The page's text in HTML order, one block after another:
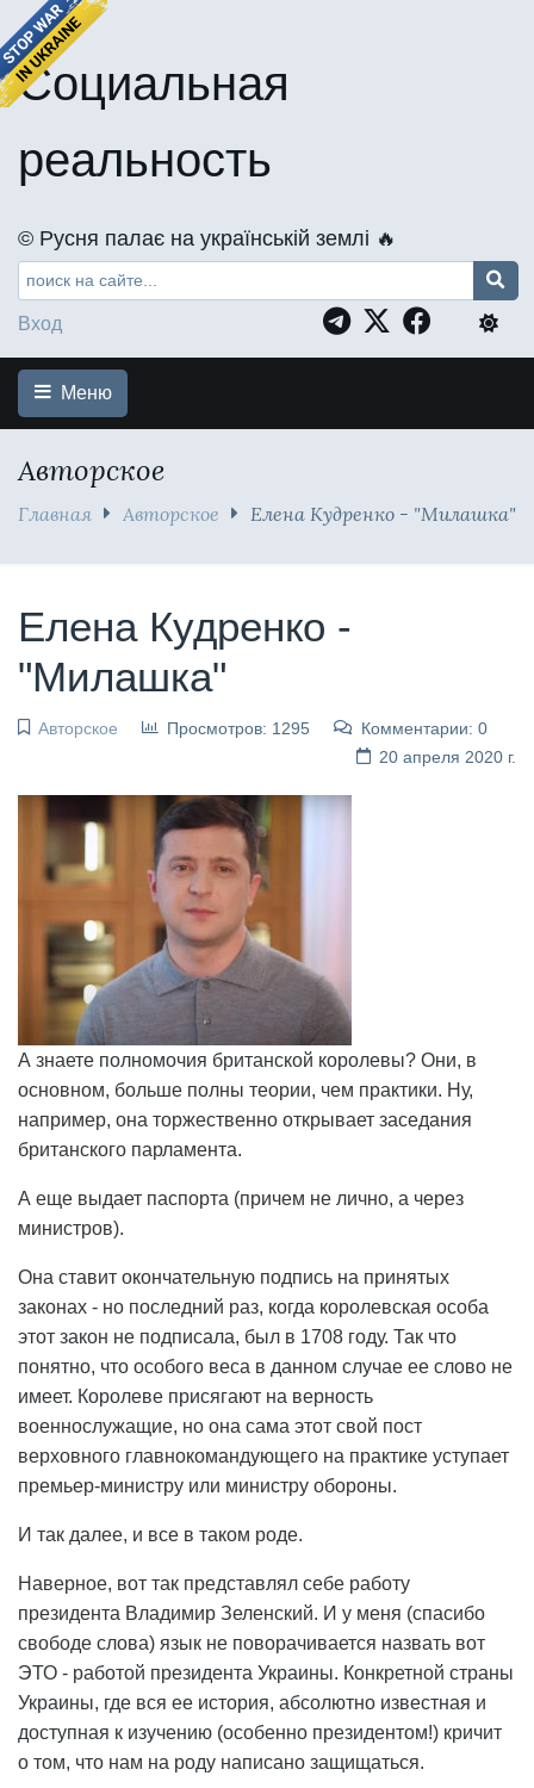
Социальная
реальность
©️ Русня палає на українській землі 🔥
Вход
Меню
Авторское
Главная Авторское Елена Кудренко - "Милашка"
Елена Кудренко -
"Милашка"
Авторское Просмотров: 1295
Комментарии: 0
20 апреля 2020 г.
А знаете полномочия британской королевы? Они, в
основном, больше полны теории, чем практики. Ну,
например, она торжественно открывает заседания
британского парламента.
А еще выдает паспорта (причем не лично, а через
министров).
Она ставит окончательную подпись на принятых
законах - но последний раз, когда королевская особа
этот закон не подписала, был в 1708 году. Так что
понятно, что особого веса в данном случае ее слово не
имеет. Королеве присягают на верность
военнослужащие, но она сама этот свой пост
верховного главнокомандующего на практике уступает
премьер-министру или министру обороны.
И так далее, и все в таком роде.
Наверное, вот так представлял себе работу
президента Владимир Зеленский. И у меня (спасибо
свободе слова) язык не поворачивается назвать вот
ЭТО - работой президента Украины. Конкретной страны
Украины, где вся ее история, абсолютно известная и
доступная к изучению (особенно президентом!) кричит
о том, что нам на роду написано защищаться.